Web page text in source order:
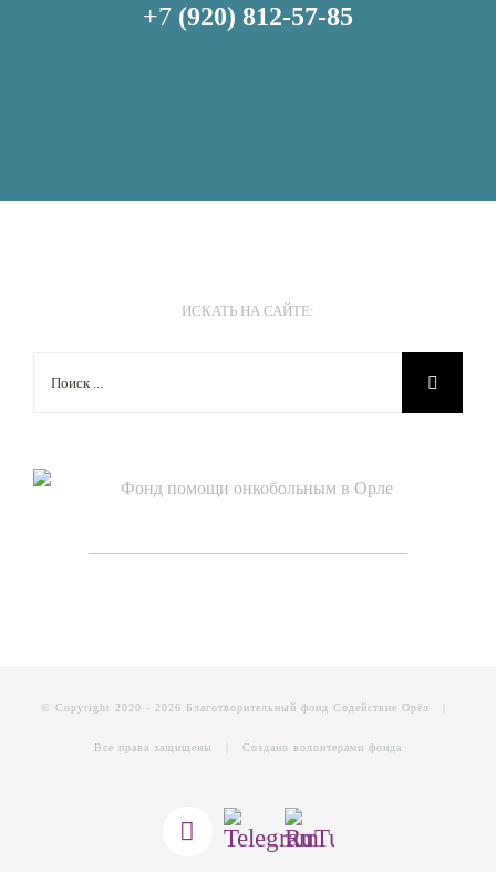
+7 (920) 812-57-85
ИСКАТЬ НА САЙТЕ:
© Copyright 2020 - 2026 Благотворительный фонд Содействие Орёл |
Все права защищены | Создано волонтерами фонда
VkTelegramRuTube